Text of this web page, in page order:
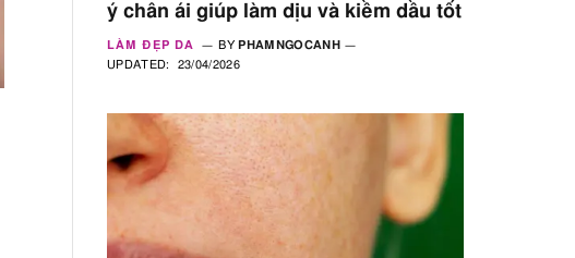
ý chân ái giúp làm dịu và kiềm dầu tốt
LÀM ĐẸP DA BY PHAMNGOCANH
UPDATED:
23/04/2026